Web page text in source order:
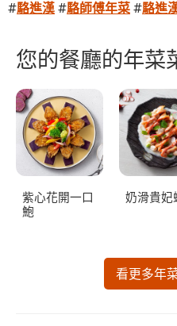
#駱進漢#駱師傅年菜#駱進
您的餐廳的年菜
紫心花開一口
鮑
奶滑貴妃
看更多年